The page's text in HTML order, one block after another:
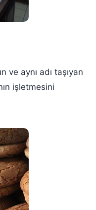
ve aynı adı taşıyan
işletmesini